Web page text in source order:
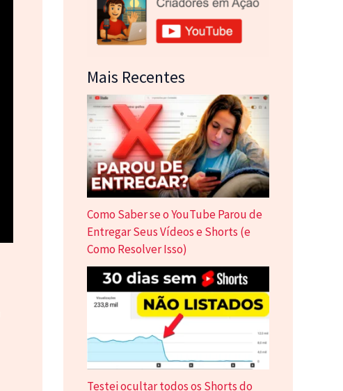
Mais Recentes
Como Saber se o YouTube Parou de
Entregar Seus Vídeos e Shorts (e
Como Resolver Isso)
Testei ocultar todos os Shorts do